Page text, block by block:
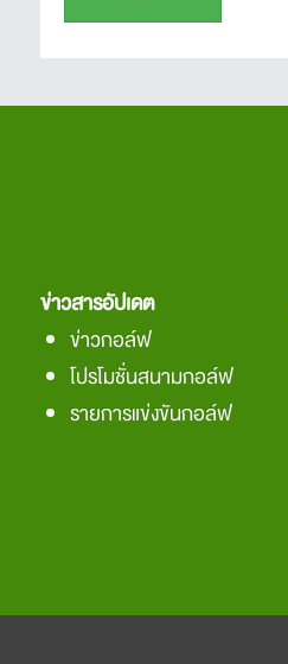
ข่าวสารอัปเดต
ข่าวกอล์ฟ
โปรโมชั่นสนามกอล์ฟ
รายการแข่งขันกอล์ฟ